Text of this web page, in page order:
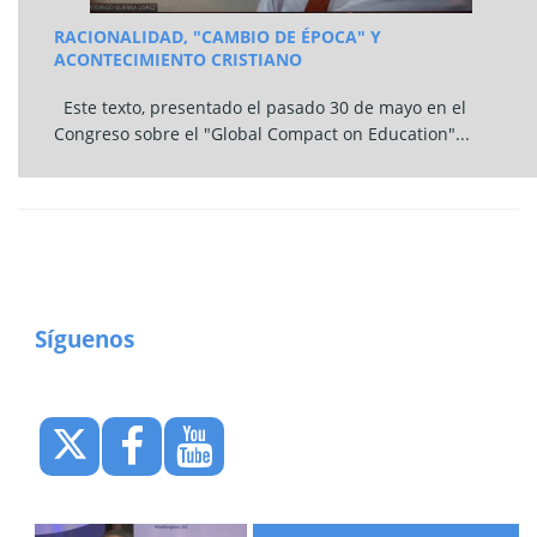
RACIONALIDAD, "CAMBIO DE ÉPOCA" Y
ACONTECIMIENTO CRISTIANO
Este texto, presentado el pasado 30 de mayo en el
Congreso sobre el "Global Compact on Education"...
Síguenos